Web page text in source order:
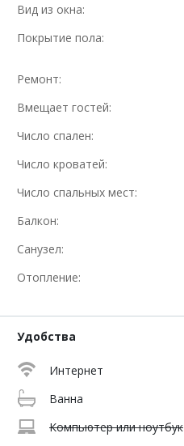
Вид из окна:
Покрытие пола:
Ремонт:
Вмещает гостей:
Число спален:
Число кроватей:
Число спальных мест:
Балкон:
Санузел:
Отопление:
Удобства
Интернет
Ванна
Компьютер или ноутбук